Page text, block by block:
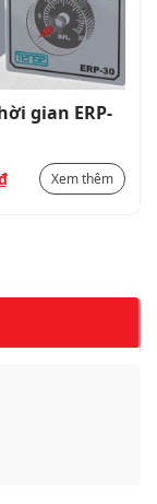
gian ERP-
Xem thêm